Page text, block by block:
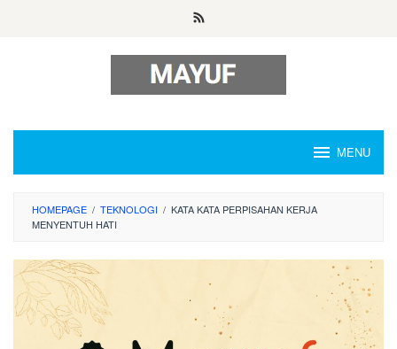
MENU
HOMEPAGE / TEKNOLOGI / KATA KATA PERPISAHAN KERJA
MENYENTUH HATI